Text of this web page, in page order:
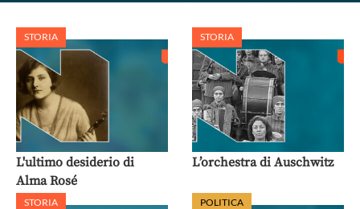
ABOUT
ARTE ECONOMIA FILOSOFIA
LETTERATURA MONDO ANTICO MUSICA
POLITICA SOCIETÀ
STORIA
L'ultimo desiderio di
Alma Rosé
STORIA
L’orchestra di Auschwitz
STORIA POLITICA